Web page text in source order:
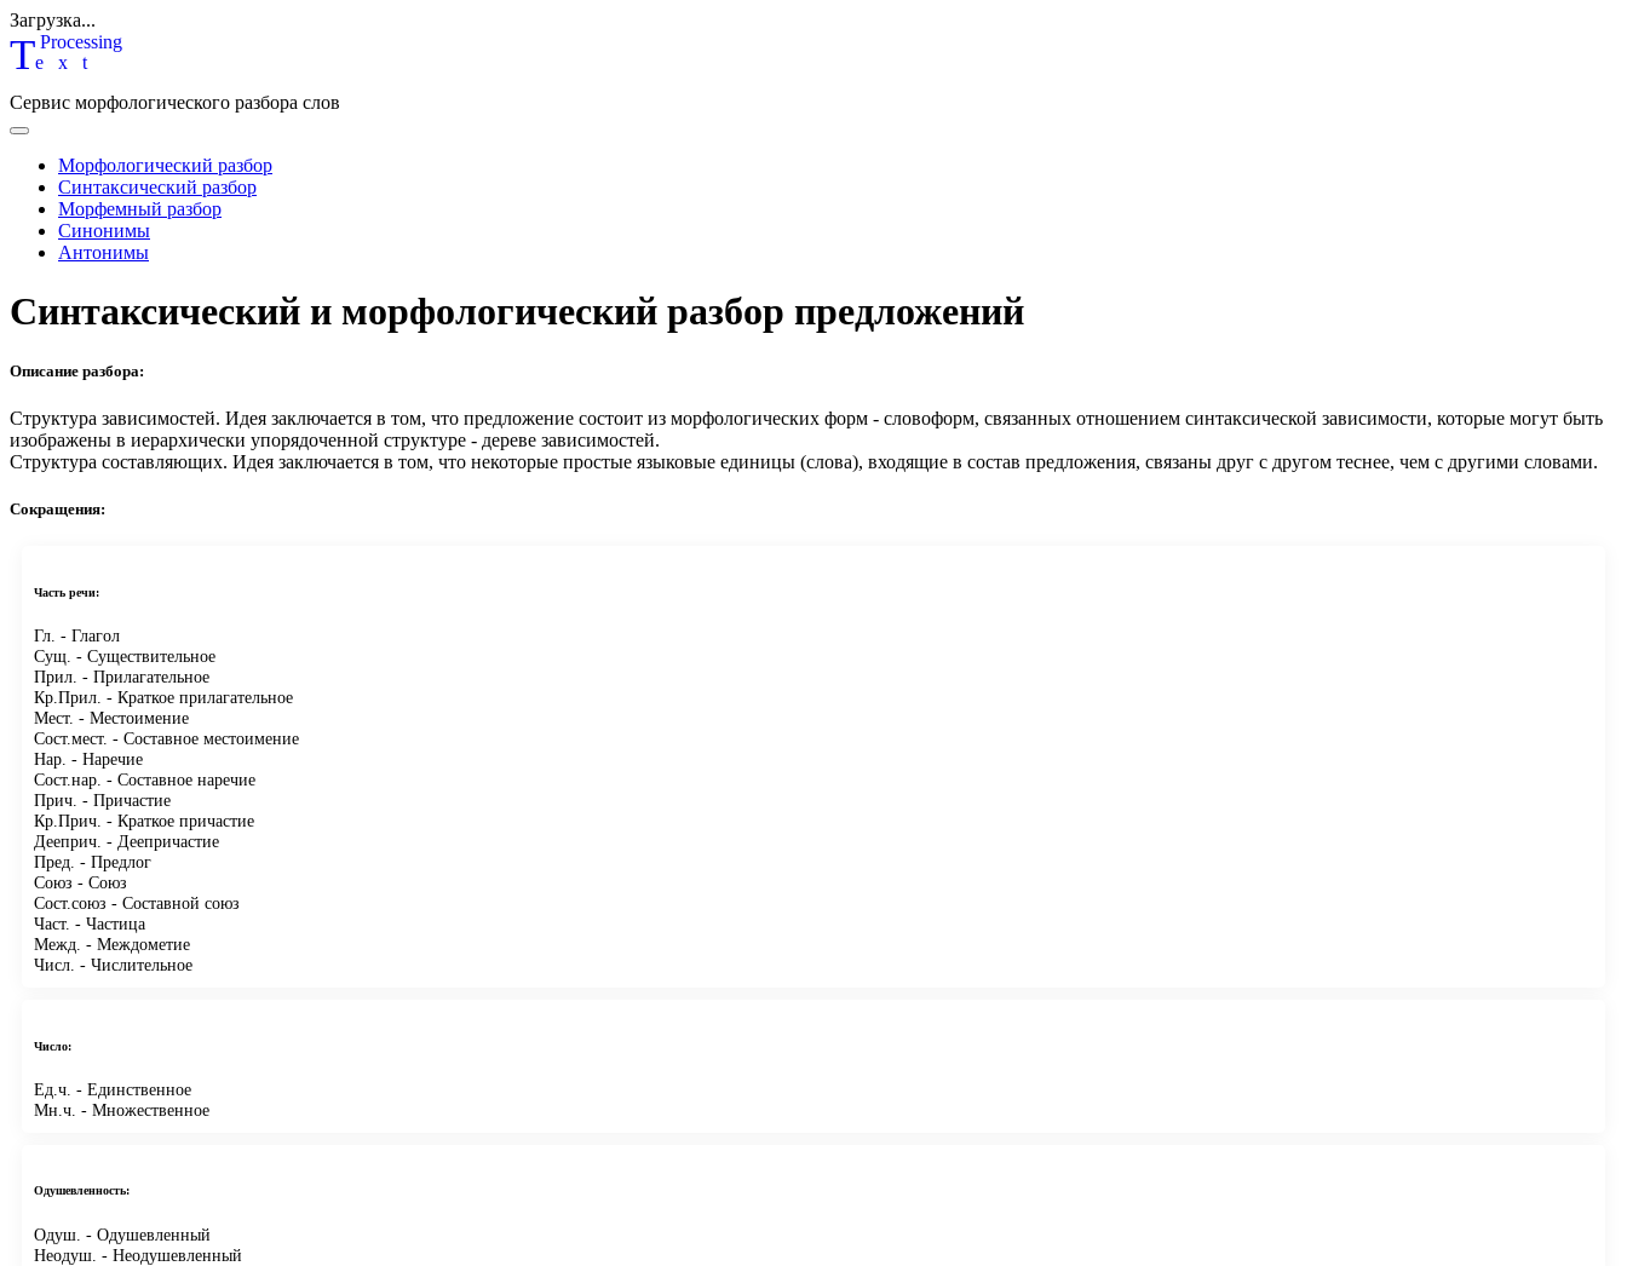
Загрузка...
Text
Processing
Сервис морфологического разбора слов
Морфологический разбор
Синтаксический разбор
Морфемный разбор
Синонимы
Антонимы
Синтаксический и морфологический разбор предложений
Описание разбора:
Структура зависимостей. Идея заключается в том, что предложение состоит из морфологических форм - словоформ, связанных отношением синтаксической зависимости, которые могут быть
изображены в иерархически упорядоченной структуре - дереве зависимостей.
Структура составляющих. Идея заключается в том, что некоторые простые языковые единицы (слова), входящие в состав предложения, связаны друг с другом теснее, чем с другими словами.
Сокращения:
Часть речи:
Гл. - Глагол
Сущ. - Существительное
Прил. - Прилагательное
Кр.Прил. - Краткое прилагательное
Мест. - Местоимение
Сост.мест. - Составное местоимение
Нар. - Наречие
Сост.нар. - Составное наречие
Прич. - Причастие
Кр.Прич. - Краткое причастие
Дееприч. - Деепричастие
Пред. - Предлог
Союз - Союз
Сост.союз - Составной союз
Част. - Частица
Межд. - Междометие
Числ. - Числительное
Число:
Ед.ч. - Единственное
Мн.ч. - Множественное
Одушевленность:
Одуш. - Одушевленный
Неодуш. - Неодушевленный